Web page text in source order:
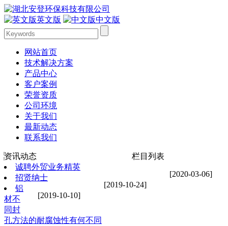
英文版 中文版
网站首页
技术解决方案
产品中心
客户案例
荣誉资质
公司环境
关于我们
最新动态
联系我们
资讯动态 栏目列表
[2020-03-06]
诚聘外贸业务精英
[2019-10-24]
招贤纳士
[2019-10-10]
铝
材不
同封
孔方法的耐腐蚀性有何不同